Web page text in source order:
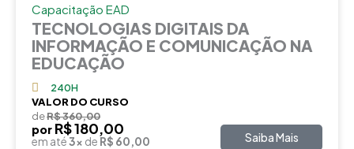
Capacitação EAD
TECNOLOGIAS DIGITAIS DA
INFORMAÇÃO E COMUNICAÇÃO NA
EDUCAÇÃO
240H
VALOR DO CURSO
deR$ 360,00
por R$ 180,00
em até3x de R$ 60,00 Saiba Mais